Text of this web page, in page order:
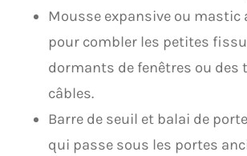
Mousse expansive ou mastic
pour combler les petites
dormants de fenêtres ou des
câbles.
Barre de seuil et balai de
qui passe sous les portes